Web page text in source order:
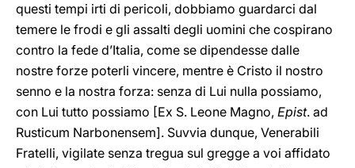
questi tempi irti di pericoli, dobbiamo guardarci dal
temere le frodi e gli assalti degli uomini che cospirano
contro la fede d’Italia, come se dipendesse dalle
nostre forze poterli vincere, mentre è Cristo il nostro
senno e la nostra forza: senza di Lui nulla possiamo,
con Lui tutto possiamo [Ex S. Leone Magno, Epist. ad
Rusticum Narbonensem]. Suvvia dunque, Venerabili
Fratelli, vigilate senza tregua sul gregge a voi affidato